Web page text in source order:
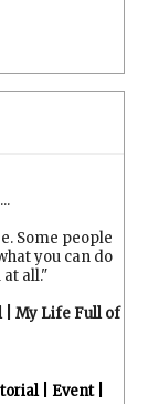
Some people
you can do
all."
| My Life Full of
| Event |